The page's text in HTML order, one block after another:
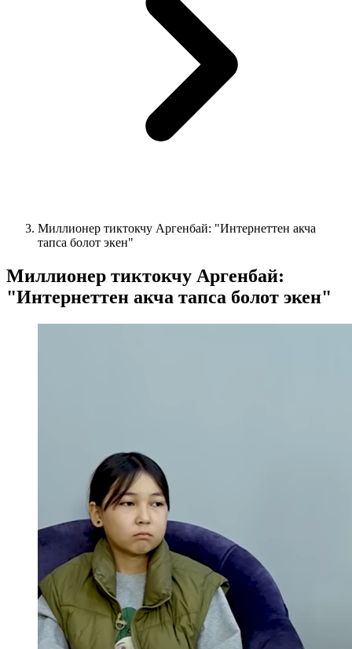
Миллионер тиктокчу Аргенбай: "Интернеттен акча
тапса болот экен"
Миллионер тиктокчу Аргенбай:
"Интернеттен акча тапса болот экен"